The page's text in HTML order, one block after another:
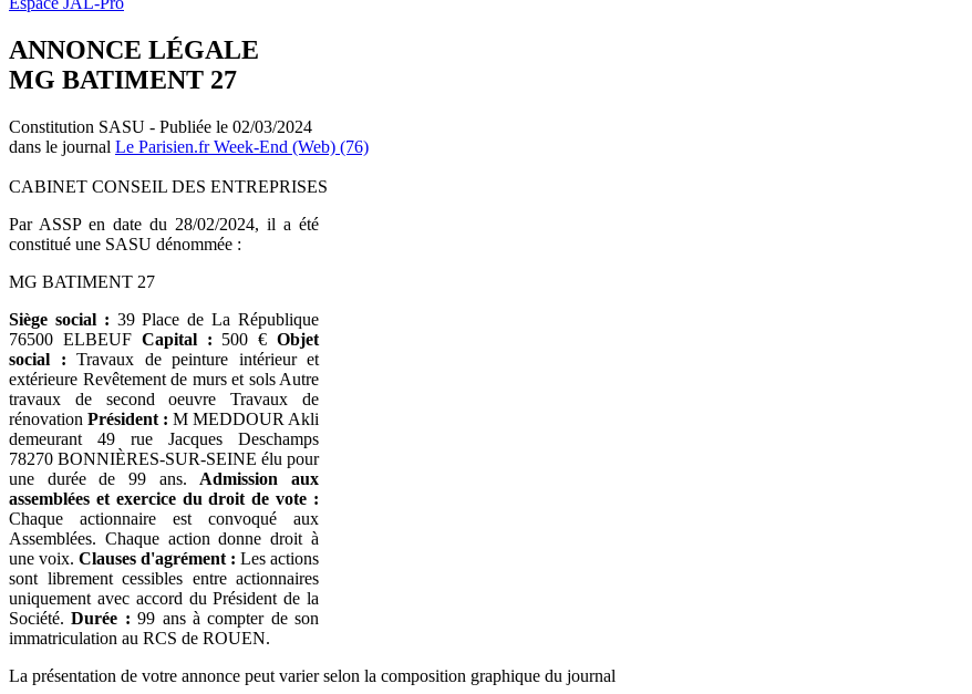
ANNONCE LÉGALE
MG BATIMENT 27
Constitution SASU - Publiée le 02/03/2024
dans le journal Le Parisien.fr Week-End (Web) (76)
CABINET CONSEIL DES ENTREPRISES
Par ASSP en date du 28/02/2024, il a été
constitué une SASU dénommée :
MG BATIMENT 27
Siège social : 39 Place de La République
76500 ELBEUF Capital : 500 €Objet
social : Travaux de peinture intérieur et
extérieure Revêtement de murs et sols Autre
travaux de second oeuvre Travaux de
rénovation Président : M MEDDOUR Akli
demeurant 49 rue Jacques Deschamps
78270 BONNIÈRES-SUR-SEINE élu pour
une durée de 99 ans. Admission aux
assemblées et exercice du droit de vote :
Chaque actionnaire est convoqué aux
Assemblées. Chaque action donne droit à
une voix. Clauses d'agrément : Les actions
sont librement cessibles entre actionnaires
uniquement avec accord du Président de la
Société.Durée : 99 ans à compter de son
immatriculation au RCS de ROUEN.
La présentation de votre annonce peut varier selon la composition graphique du journal